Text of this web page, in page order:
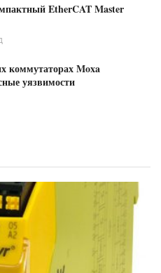
EtherCAT Master
Moxa
уязвимости